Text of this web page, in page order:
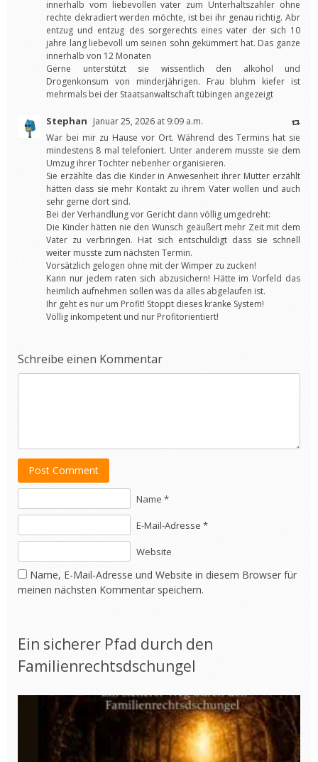
innerhalb vom liebevollen vater zum Unterhaltszahler ohne
rechte dekradiert werden möchte, ist bei ihr genau richtig. Abr
entzug und entzug des sorgerechts eines vater der sich 10
jahre lang liebevoll um seinen sohn gekümmert hat. Das ganze
innerhalb von 12 Monaten
Gerne unterstützt sie wissentlich den alkohol und
Drogenkonsum von minderjährigen. Frau bluhm kiefer ist
mehrmals bei der Staatsanwaltschaft tübingen angezeigt
Stephan Januar 25, 2026 at 9:09 a.m.
War bei mir zu Hause vor Ort. Während des Termins hat sie
mindestens 8 mal telefoniert. Unter anderem musste sie dem
Umzug ihrer Tochter nebenher organisieren.
Sie erzählte das die Kinder in Anwesenheit ihrer Mutter erzählt
hätten dass sie mehr Kontakt zu ihrem Vater wollen und auch
sehr gerne dort sind.
Bei der Verhandlung vor Gericht dann völlig umgedreht:
Die Kinder hätten nie den Wunsch geäußert mehr Zeit mit dem
Vater zu verbringen. Hat sich entschuldigt dass sie schnell
weiter musste zum nächsten Termin.
Vorsätzlich gelogen ohne mit der Wimper zu zucken!
Kann nur jedem raten sich abzusichern! Hätte im Vorfeld das
heimlich aufnehmen sollen was da alles abgelaufen ist.
Ihr geht es nur um Profit! Stoppt dieses kranke System!
Völlig inkompetent und nur Profitorientiert!
Schreibe einen Kommentar
Post Comment
Name *
E-Mail-Adresse *
Website
Name, E-Mail-Adresse und Website in diesem Browser für
meinen nächsten Kommentar speichern.
Ein sicherer Pfad durch den
Familienrechtsdschungel